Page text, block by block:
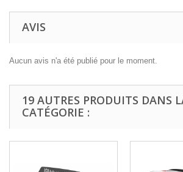
AVIS
Aucun avis n'a été publié pour le moment.
19 AUTRES PRODUITS DANS
CATÉGORIE :